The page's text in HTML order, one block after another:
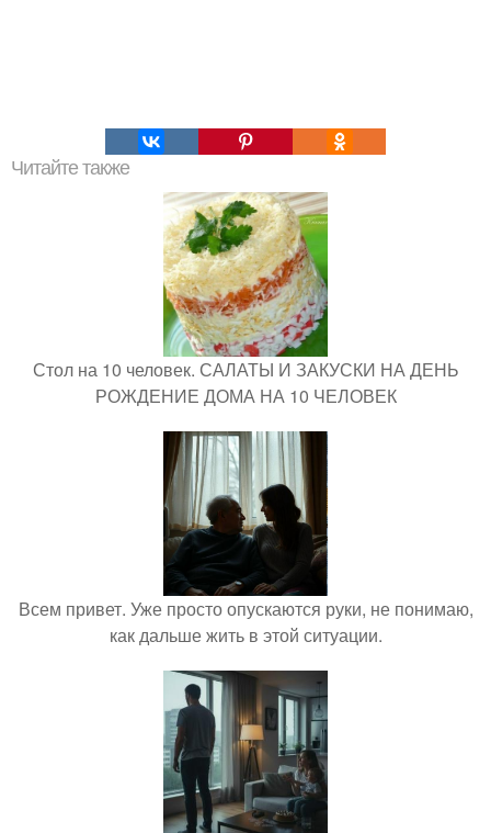
Читайте также
Стол на 10 человек. САЛАТЫ И ЗАКУСКИ НА ДЕНЬ
РОЖДЕНИЕ ДОМА НА 10 ЧЕЛОВЕК
Всем привет. Уже просто опускаются руки, не понимаю,
как дальше жить в этой ситуации.